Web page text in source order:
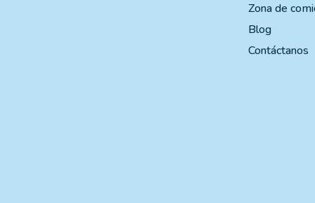
Zona de
Blog
Contáctanos